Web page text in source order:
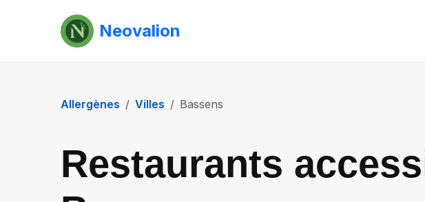
Neovalion
Allergènes Villes Bassens
Restaurants